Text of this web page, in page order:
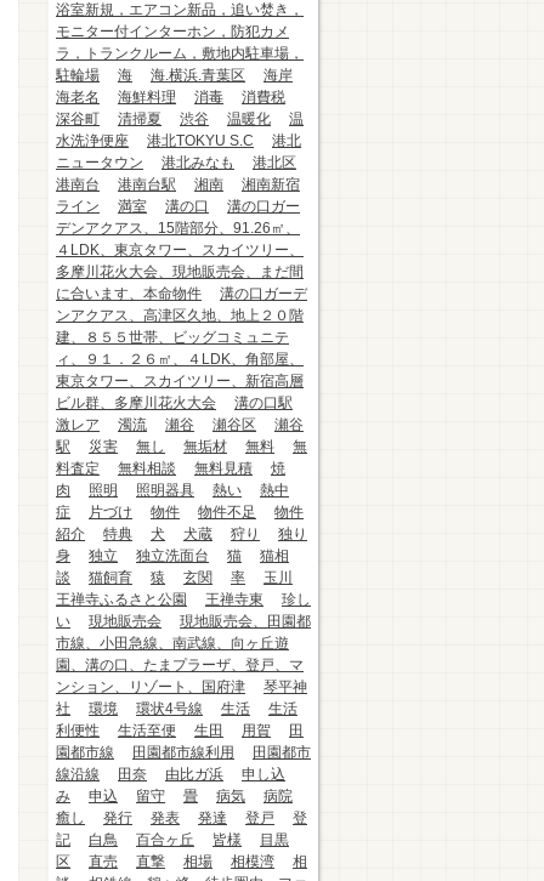
浴室新規，エアコン新品，追い焚き，
モニター付インターホン，防犯カメ
ラ，トランクルーム，敷地内駐車場，
駐輪場
海 海.横浜.青葉区
海岸
海老名
海鮮料理 消毒
消費税
深谷町
清掃夏 渋谷 温暖化
温
水洗浄便座
港北TOKYU S.C
港北
ニュータウン
港北みなも
港北区
港南台
港南台駅 湘南
湘南新宿
ライン
満室 溝の口
溝の口ガー
デンアクアス、15階部分、91.26㎡、
４LDK、東京タワー、スカイツリー、
多摩川花火大会、現地販売会、まだ間
に合います、本命物件
溝の口ガーデ
ンアクアス、高津区久地、地上２０階
建、８５５世帯、ビッグコミュニテ
ィ、９１．２６㎡、４LDK、角部屋、
東京タワー、スカイツリー、新宿高層
ビル群、多摩川花火大会
溝の口駅
激レア
濁流 瀬谷 瀬谷区
瀬谷
駅
災害 無し 無垢材 無料
無
料査定
無料相談 無料見積
焼
肉
照明 照明器具 熱い
熱中
症
片づけ 物件 物件不足
物件
紹介
特典 犬 犬蔵 狩り
独り
身
独立 独立洗面台 猫
猫相
談
猫飼育 猿 玄関 率
玉川
王禅寺ふるさと公園
王禅寺東
珍し
い
現地販売会
現地販売会、田園都
市線、小田急線、南武線、向ヶ丘遊
園、溝の口、たまプラーザ、登戸、マ
ンション、リゾート、国府津
琴平神
社
環境 環状4号線 生活
生活
利便性
生活至便 生田 用賀
田
園都市線
田園都市線利用
田園都市
線沿線
田奈 由比ガ浜
申し込
み
申込 留守 畳 病気
病院
癒し
発行 発表 発達 登戸
登
記
白鳥 百合ヶ丘 皆様
目黒
区
直売 直撃 相場 相模湾
相